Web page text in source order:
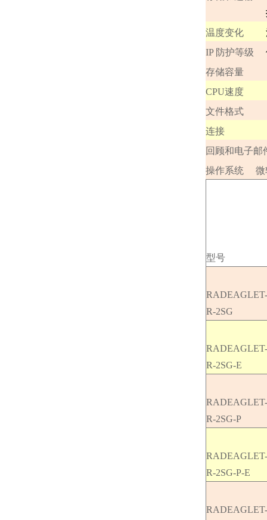
温度变化
IP 防护等级
存储容量
CPU速度
文件格式
连接
回顾和电子邮
操作系统
微
型号
RADEAGLET-
R-2SG
RADEAGLET-
R-2SG-E
RADEAGLET-
R-2SG-P
RADEAGLET-
R-2SG-P-E
RADEAGLET-